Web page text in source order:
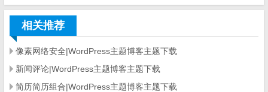
相关推荐
像素网络安全|WordPress主题博客主题下载
新闻评论|WordPress主题博客主题下载
简历简历组合|WordPress主题博客主题下载